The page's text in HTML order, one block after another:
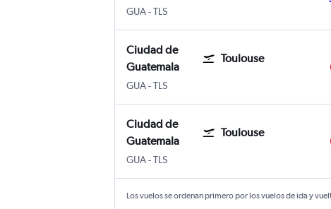
GUACiudad de Guatemala Internacional La
-TLS
Ciudad de
Guatemala
Toulouse
GUACiudad de Guatemala Internacional La
-TLS
Ciudad de
Guatemala
Toulouse
GUACiudad de Guatemala Internacional La
-TLS
Los vuelos se ordenan primero por los vuelos de ida y